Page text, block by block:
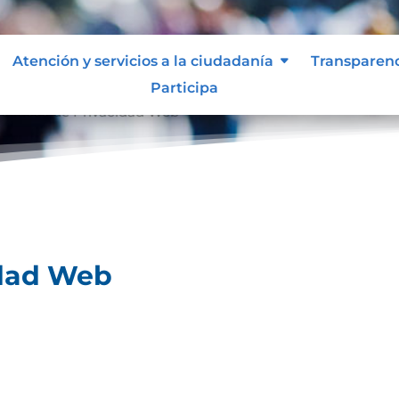
Atención y servicios a la ciudadanía
Participa
Web